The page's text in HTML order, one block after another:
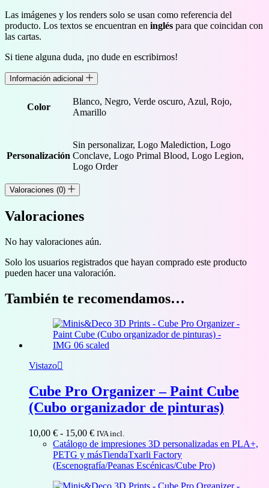
Las imágenes y los renders solo se usan como referencia del
producto. Los textos se encuentran en inglés para que coincidan con
las cartas.
Si tiene alguna duda, ¡no dude en escribirnos!
Información adicional
Color
Blanco, Negro, Verde oscuro, Azul, Rojo,
Amarillo
Personalización
Sin personalizar, Logo Malediction, Logo
Conclave, Logo Primal Blood, Logo Legion,
Logo Order
Valoraciones (0)
Valoraciones
No hay valoraciones aún.
Solo los usuarios registrados que hayan comprado este producto
pueden hacer una valoración.
También te recomendamos…
Vistazo
Cube Pro Organizer – Paint Cube
(Cubo organizador de pinturas)
10,00 € - 15,00 €Rango
de
precios:
desde
IVA incl.
Catálogo de impresiones 3D personalizadas en PLA+,
PETG y másTiendaTxarli Factory
(Escenografía/Peanas Escénicas/Cube Pro)